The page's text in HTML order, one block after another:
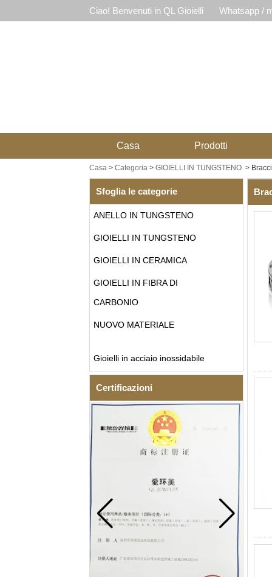
Ciao! Benvenuti in QL Gioielli Whatsapp /
Casa Prodotti
Casa> Categoria> GIOIELLI IN TUNGSTENO>
Sfoglia le categorie
ANELLO IN TUNGSTENO
GIOIELLI IN TUNGSTENO
GIOIELLI IN CERAMICA
GIOIELLI IN FIBRA DI
CARBONIO
NUOVO MATERIALE
Gioielli in acciaio inossidabile
Certificazioni